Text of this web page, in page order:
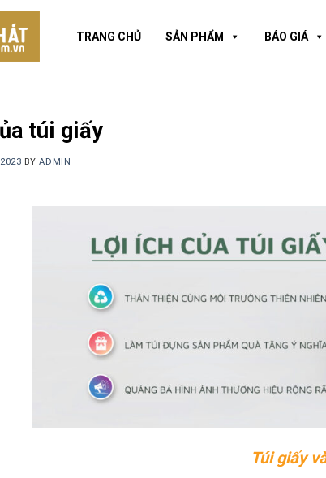
TRANG CHỦ SẢN PHẨM BÁO GIÁ
túi giấy
BYADMIN
Túi giấy